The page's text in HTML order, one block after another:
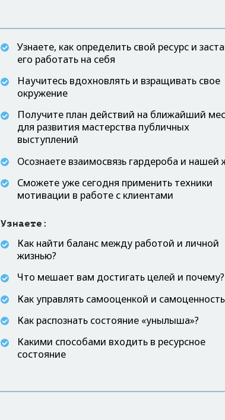
Узнаете, как определить свой ресурс и
его работать на себя
Научитесь вдохновлять и взращивать свое
окружение
Получите план действий на ближайший
для развития мастерства публичных
выступлений
Осознаете взаимосвязь гардероба и нашей
Сможете уже сегодня применить техники
мотивации в работе с клиентами
Узнаете:
Как найти баланс между работой и личной
жизнью?
Что мешает вам достигать целей и почему?
Как управлять самооценкой и
Как распознать состояние «унылыша»?
Какими способами входить в ресурсное
состояние